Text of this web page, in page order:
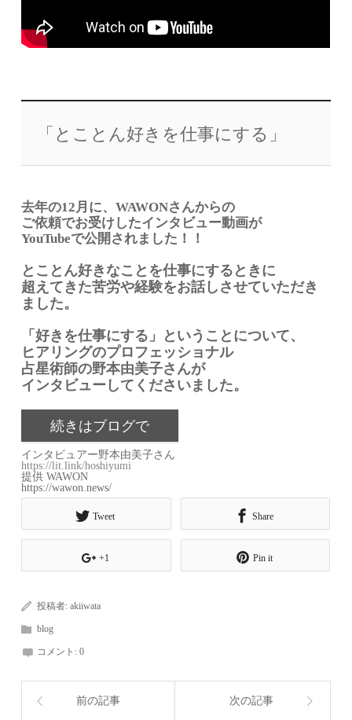
「とことん好きを仕事にする」
去年の12月に、WAWONさんからの
ご依頼でお受けしたインタビュー動画が
YouTubeで公開されました！！
とことん好きなことを仕事にするときに
超えてきた苦労や経験をお話しさせていただき
ました。
「好きを仕事にする」ということについて、
ヒアリングのプロフェッショナル
占星術師の野本由美子さんが
インタビューしてくださいました。
続きはブログで
インタビュアー野本由美子さん
https://lit.link/hoshiyumi
提供 WAWON
https://wawon.news/
Tweet Share
+1 Pin it
投稿者:akiiwata
blog
コメント:0
前の記事 次の記事